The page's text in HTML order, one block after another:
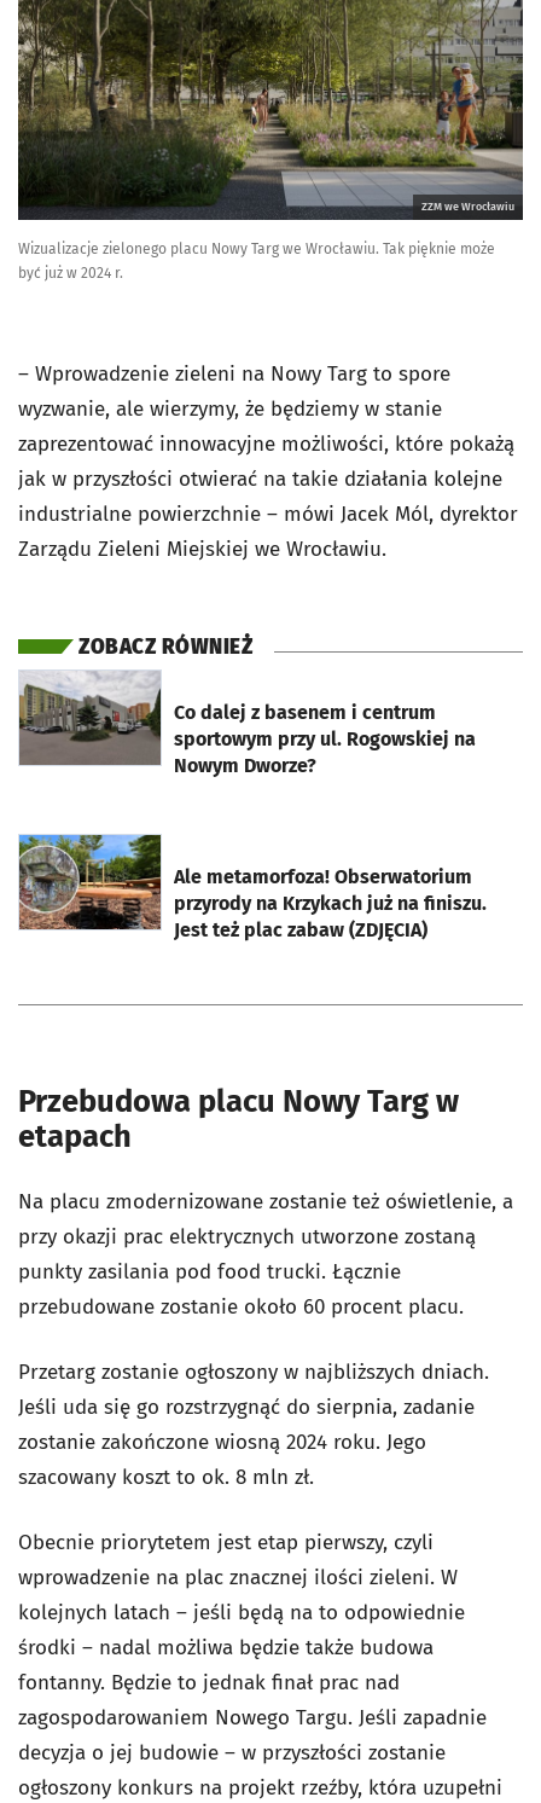
ZZM we Wrocławiu
Wizualizacje zielonego placu Nowy Targ we Wrocławiu. Tak pięknie może
być już w 2024 r.
– Wprowadzenie zieleni na Nowy Targ to spore
wyzwanie, ale wierzymy, że będziemy w stanie
zaprezentować innowacyjne możliwości, które pokażą
jak w przyszłości otwierać na takie działania kolejne
industrialne powierzchnie – mówi Jacek Mól, dyrektor
Zarządu Zieleni Miejskiej we Wrocławiu.
ZOBACZ RÓWNIEŻ
Co dalej z basenem i centrum
sportowym przy ul. Rogowskiej na
Nowym Dworze?
otworzy się w nowej karcie
Ale metamorfoza! Obserwatorium
przyrody na Krzykach już na finiszu.
Jest też plac zabaw (ZDJĘCIA)
otworzy się w nowej karcie
Przebudowa placu Nowy Targ w
etapach
Na placu zmodernizowane zostanie też oświetlenie, a
przy okazji prac elektrycznych utworzone zostaną
punkty zasilania pod food trucki. Łącznie
przebudowane zostanie około 60 procent placu.
Przetarg zostanie ogłoszony w najbliższych dniach.
Jeśli uda się go rozstrzygnąć do sierpnia, zadanie
zostanie zakończone wiosną 2024 roku. Jego
szacowany koszt to ok. 8 mln zł.
Obecnie priorytetem jest etap pierwszy, czyli
wprowadzenie na plac znacznej ilości zieleni. W
kolejnych latach – jeśli będą na to odpowiednie
środki – nadal możliwa będzie także budowa
fontanny. Będzie to jednak finał prac nad
zagospodarowaniem Nowego Targu. Jeśli zapadnie
decyzja o jej budowie – w przyszłości zostanie
ogłoszony konkurs na projekt rzeźby, która uzupełni